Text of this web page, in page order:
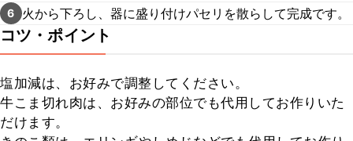
6 火から下ろし、器に盛り付けパセリを散らして完成です。
コツ・ポイント
塩加減は、お好みで調整してください。
牛こま切れ肉は、お好みの部位でも代用してお作りいた
だけます。